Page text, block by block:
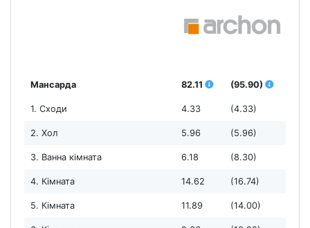
Мансарда 82.11 (95.90)
1. Сходи 4.33 (4.33)
2. Хол 5.96 (5.96)
3. Ванна кімната 6.18 (8.30)
4. Кімната 14.62 (16.74)
5. Кімната 11.89 (14.00)